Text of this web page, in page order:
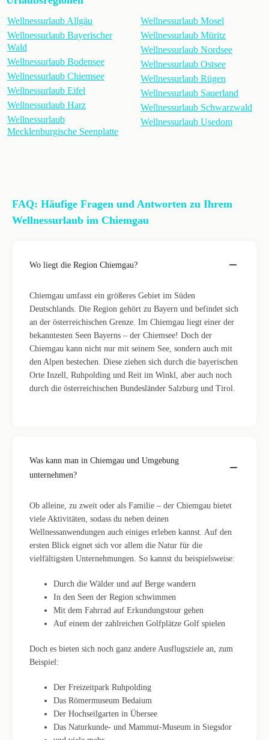
Wellnessurlaub Allgäu
Wellnessurlaub Bayerischer
Wald
Wellnessurlaub Bodensee
Wellnessurlaub Chiemsee
Wellnessurlaub Eifel
Wellnessurlaub Harz
Wellnessurlaub
Mecklenburgische Seenplatte
Wellnessurlaub Mosel
Wellnessurlaub Müritz
Wellnessurlaub Nordsee
Wellnessurlaub Ostsee
Wellnessurlaub Rügen
Wellnessurlaub Sauerland
Wellnessurlaub Schwarzwald
Wellnessurlaub Usedom
FAQ: Häufige Fragen und Antworten zu Ihrem
Wellnessurlaub im Chiemgau
Wo liegt die Region Chiemgau?
Chiemgau umfasst ein größeres Gebiet im Süden
Deutschlands. Die Region gehört zu Bayern und befindet sich
an der österreichischen Grenze. Im Chiemgau liegt einer der
bekanntesten Seen Bayerns – der Chiemsee! Doch der
Chiemgau kann nicht nur mit seinem See, sondern auch mit
den Alpen bestechen. Diese ziehen sich durch die bayerischen
Orte Inzell, Ruhpolding und Reit im Winkl, aber auch noch
durch die österreichischen Bundesländer Salzburg und Tirol.
Was kann man in Chiemgau und Umgebung
unternehmen?
Ob alleine, zu zweit oder als Familie – der Chiemgau bietet
viele Aktivitäten, sodass du neben deinen
Wellnessanwendungen auch einiges erleben kannst. Auf den
ersten Blick eignet sich vor allem die Natur für die
vielfältigsten Unternehmungen. So kannst du beispielsweise:
Durch die Wälder und auf Berge wandern
In den Seen der Region schwimmen
Mit dem Fahrrad auf Erkundungstour gehen
Auf einem der zahlreichen Golfplätze Golf spielen
Doch es bieten sich noch ganz andere Ausflugsziele an, zum
Beispiel:
Der Freizeitpark Ruhpolding
Das Römermuseum Bedaium
Der Hochseilgarten in Übersee
Das Naturkunde- und Mammut-Museum in Siegsdor